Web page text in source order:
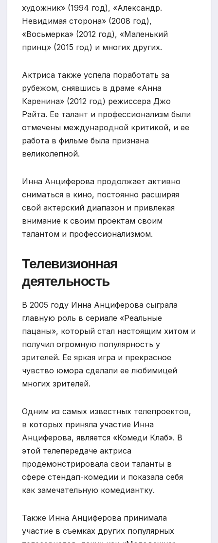
художник» (1994 год), «Александр.
Невидимая сторона» (2008 год),
«Восьмерка» (2012 год), «Маленький
принц» (2015 год) и многих других.
Актриса также успела поработать за
рубежом, снявшись в драме «Анна
Каренина» (2012 год) режиссера Джо
Райта. Ее талант и профессионализм были
отмечены международной критикой, и ее
работа в фильме была признана
великолепной.
Инна Анциферова продолжает активно
сниматься в кино, постоянно расширяя
свой актерский диапазон и привлекая
внимание к своим проектам своим
талантом и профессионализмом.
Телевизионная
деятельность
В 2005 году Инна Анциферова сыграла
главную роль в сериале «Реальные
пацаны», который стал настоящим хитом и
получил огромную популярность у
зрителей. Ее яркая игра и прекрасное
чувство юмора сделали ее любимицей
многих зрителей.
Одним из самых известных телепроектов,
в которых приняла участие Инна
Анциферова, является «Комеди Клаб». В
этой телепередаче актриса
продемонстрировала свои таланты в
сфере стендап-комедии и показала себя
как замечательную комедиантку.
Также Инна Анциферова принимала
участие в съемках других популярных